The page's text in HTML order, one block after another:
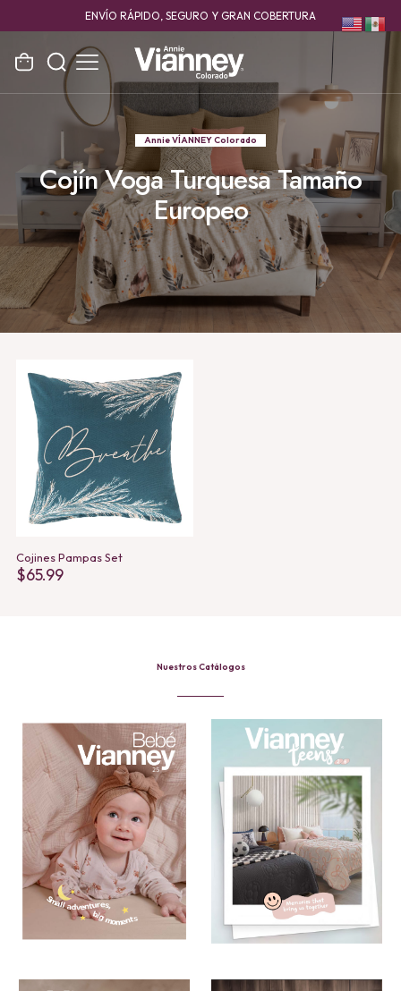
ENVÍO RÁPIDO, SEGURO Y GRAN COBERTURA
Annie VÍANNEY Colorado
Cojín Voga Turquesa Tamaño
Europeo
Cojines Pampas Set
$65.99
Nuestros Catálogos